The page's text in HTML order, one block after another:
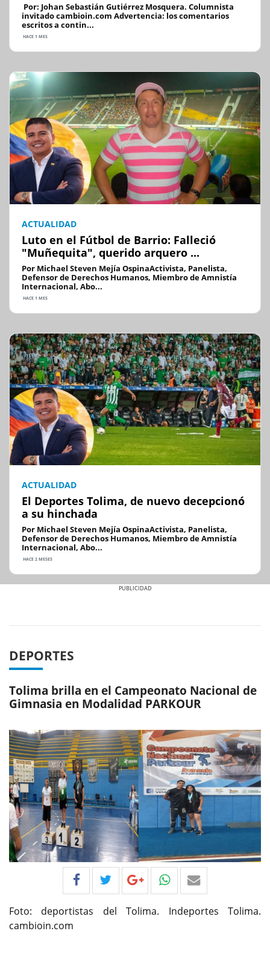
Por: Johan Sebastián Gutiérrez Mosquera. Columnista
invitado cambioin.com Advertencia: los comentarios
escritos a contin...
HACE 1 MES
ACTUALIDAD
Luto en el Fútbol de Barrio: Falleció
"Muñequita", querido arquero ...
Por Michael Steven Mejía OspinaActivista, Panelista,
Defensor de Derechos Humanos, Miembro de Amnistía
Internacional, Abo...
HACE 1 MES
ACTUALIDAD
El Deportes Tolima, de nuevo decepcionó
a su hinchada
Por Michael Steven Mejía OspinaActivista, Panelista,
Defensor de Derechos Humanos, Miembro de Amnistía
Internacional, Abo...
HACE 2 MESES
DEPORTES
Tolima brilla en el Campeonato Nacional de
Gimnasia en Modalidad PARKOUR
Foto: deportistas del Tolima. Indeportes Tolima.
cambioin.com